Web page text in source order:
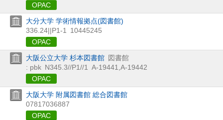
OPAC
大分大学 学術情報拠点(図書館)
336.24||P1-1
10445245
OPAC
大阪公立大学 杉本図書館 図書館
: pbk N345.3//P1//1
A-19441,A-19442
OPAC
大阪大学 附属図書館 総合図書館
07817036887
OPAC